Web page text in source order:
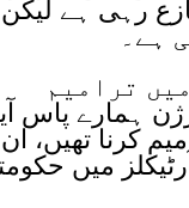
ہو رہی تھی تو 101 آرٹیکلز میں ترامیم
تھے جب پہلا ورژن ہمارے پاس
میں سے ایک آرٹیکل میں پی پی، 6 آرٹیکلز میں جے یو آئی، 17 آرٹیکلز